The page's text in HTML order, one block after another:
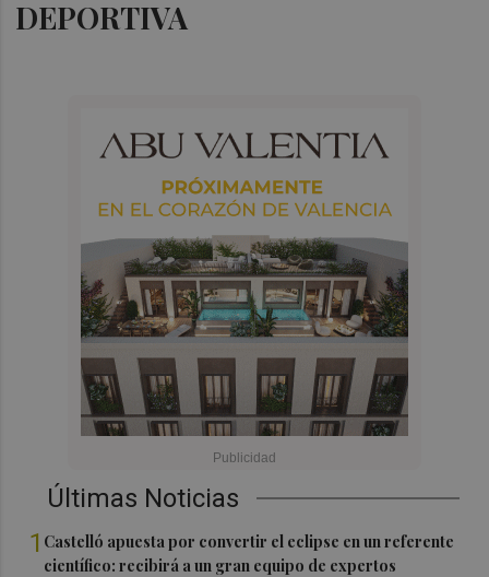
DEPORTIVA
Últimas Noticias
1 Castelló apuesta por convertir el eclipse en un referente
científico: recibirá a un gran equipo de expertos